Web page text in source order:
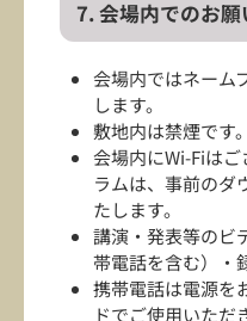
7. 会場内でのお願
会場内ではネーム
します。
敷地内は禁煙です。
会場内にWi-Fiは
ラムは、事前のダ
たします。
講演・発表等のビ
帯電話を含む）・
携帯電話は電源を
ドでご使用いただ